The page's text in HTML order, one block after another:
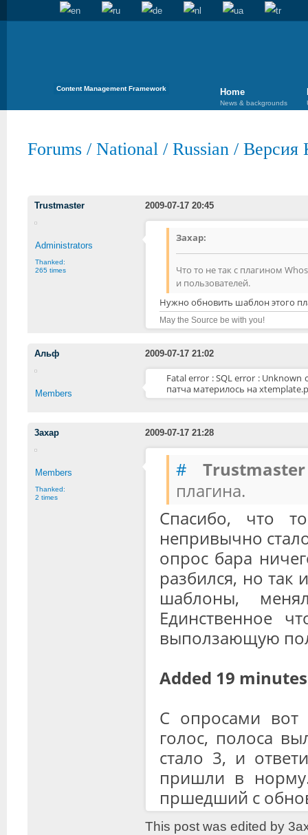
Content Management Framework Home
News & backgrounds
Forums / National / Russian / Версия
Trustmaster 2009-07-17 20:45
Administrators
Thanked:
265 times
Захар:
Что то не так с плагином
и пользователей.
Нужно обновить шаблон этого
May the Source be with you!
Альф 2009-07-17 21:02
Members
Fatal error : SQL error : Unknown
патча материлось на
3axap 2009-07-17 21:28
Members
Thanked:
2 times
#
плагина.
Спасибо, что
непривычно
опрос бара
разбился, но так
шаблоны,
Единственное
выползающую
Added 19
С опросами вот
голос, полоса
стало 3, и
пришли в
пршедший с
This post was edited by